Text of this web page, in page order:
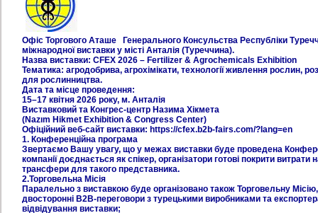
Офіс Торгового Аташе Генерального Консульства Республіки
міжнародної виставки у місті Анталія (Туреччина).
Назва виставки: CFEX 2026 – Fertilizer & Agrochemicals Exhibition
Тематика: агродобрива, агрохімікати, технології живлення рослин,
для рослинництва.
Дата та місце проведення:
15–17 квітня 2026 року, м. Анталія
Виставковий та Конгрес-центр Назима Хікмета
(Nazım Hikmet Exhibition & Congress Center)
Офіційний веб-сайт виставки: https://cfex.b2b-fairs.com/?lang=en
1. Конференційна програма
Звертаємо Вашу увагу, що у межах виставки буде проведена
компанії доєднається як спікер, організатори готові покрити
трансфери для такого представника.
2.Торговельна Місія
Паралельно з виставкою буде організовано також Торговельну
двосторонні B2B-переговори з турецькими виробниками та
відвідування виставки;